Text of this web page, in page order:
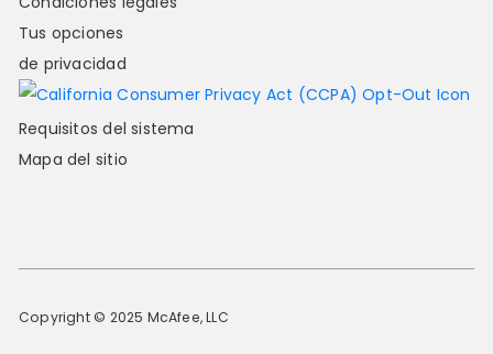
Tus opciones
de privacidad
Requisitos del sistema
Mapa del sitio
Copyright © 2025 McAfee, LLC